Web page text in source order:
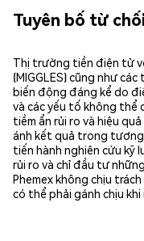
Tuyên bố từ
Thị trường tiền điện tử
(MIGGLES) cũng như
biến động đáng kể do
và các yếu tố không thể
tiềm ẩn rủi ro và hiệu
ánh kết quả trong tương
tiến hành nghiên cứu kỹ
rủi ro và chỉ đầu tư
Phemex không chịu
có thể phải gánh chịu khi